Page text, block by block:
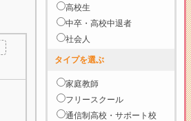
高校生
中卒・高校中退者
社会人
タイプを選ぶ
家庭教師
フリースクール
通信制高校・サポート校